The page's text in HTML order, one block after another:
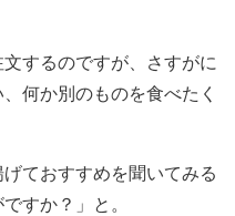
するのですが、さすがに
何か別のものを食べたく
ておすすめを聞いてみる
すか？」と。